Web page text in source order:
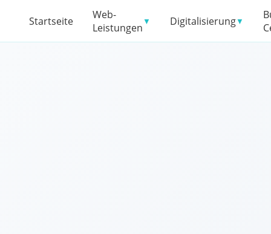
Startseite
Web-
Leistungen▼ Digitalisierung▼